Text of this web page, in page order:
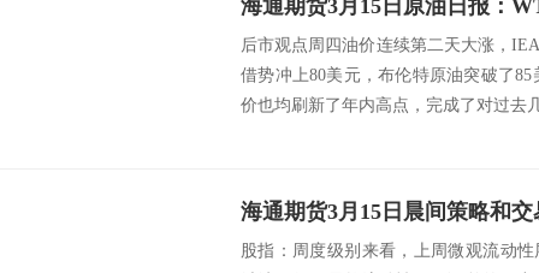
后市观点周四油价连续第二天大涨，
借势冲上80美元，布伦特原油突破了
价也均刷新了年内高点，完成了对过去
海通期货3月15日晨间策略和交
股指：周度级别来看，上周微观流动